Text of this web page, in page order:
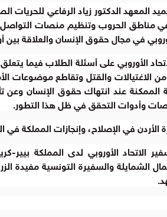
المعهد الدكتور زياد الرفاعي
مناطق الحروب وتنظيم منصات
في مجال حقوق الإنسان والعلاقة بين
الأوروبي على أسئلة الطلاب فيما
الاغتيالات والقتل وتقاطع موضوعات
الممكنة عند انتهاك حقوق الإنسان وعن
وأدوات التحقق في ظل هذا التطور.
في الإصلاح، وإنجازات المملكة
الاتحاد الأوروبي لدى المملكة
الشمايلة والسفيرة التونسية مفيدة